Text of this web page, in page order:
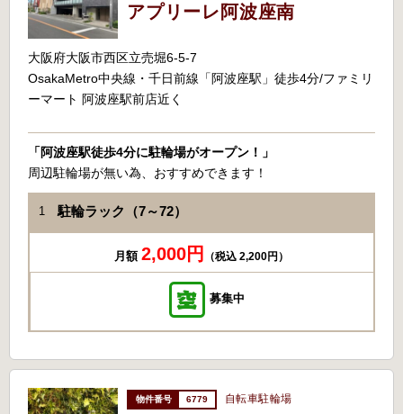
アプリーレ阿波座南
大阪府大阪市西区立売堀6-5-7
OsakaMetro中央線・千日前線「阿波座駅」徒歩4分/ファミリ
ーマート 阿波座駅前店近く
「阿波座駅徒歩4分に駐輪場がオープン！」
周辺駐輪場が無い為、おすすめできます！
1 駐輪ラック（7～72）
月額 2,000円 （税込 2,200円）
募集中
6779 自転車駐輪場